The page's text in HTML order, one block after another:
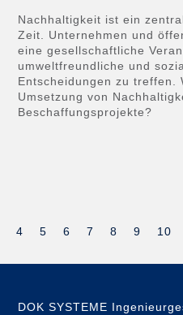
Nachhaltigkeit ist ein
Zeit. Unternehmen und
eine gesellschaftliche
umweltfreundliche und
Entscheidungen zu treffen.
Umsetzung von
Beschaffungsprojekte?
4 5 6 7 8 9 10
DOK SYSTEME